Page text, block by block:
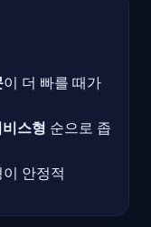
이 더 빠를 때가
스형 순으로 좁
안정적